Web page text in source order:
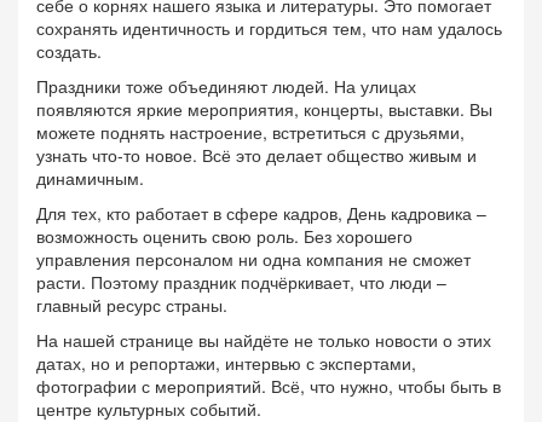
себе о корнях нашего языка и литературы. Это помогает
сохранять идентичность и гордиться тем, что нам удалось
создать.
Праздники тоже объединяют людей. На улицах
появляются яркие мероприятия, концерты, выставки. Вы
можете поднять настроение, встретиться с друзьями,
узнать что‑то новое. Всё это делает общество живым и
динамичным.
Для тех, кто работает в сфере кадров, День кадровика –
возможность оценить свою роль. Без хорошего
управления персоналом ни одна компания не сможет
расти. Поэтому праздник подчёркивает, что люди –
главный ресурс страны.
На нашей странице вы найдёте не только новости о этих
датах, но и репортажи, интервью с экспертами,
фотографии с мероприятий. Всё, что нужно, чтобы быть в
центре культурных событий.